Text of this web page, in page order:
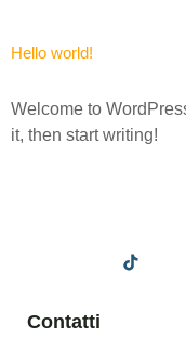
Hello world!
Welcome to
it, then start writing!
Contatti